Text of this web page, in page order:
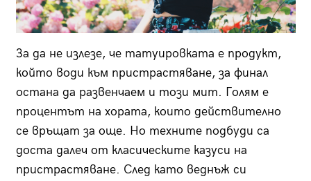
За да не излезе, че татуировката е продукт,
който води към пристрастяване, за финал
остана да развенчаем и този мит. Голям е
процентът на хората, които действително
се връщат за още. Но техните подбуди са
доста далеч от класическите казуси на
пристрастяване. След като веднъж си